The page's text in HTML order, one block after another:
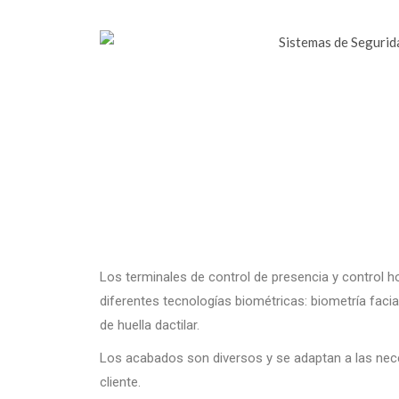
Los terminales de control de presencia y control
diferentes tecnologías biométricas: biometría
de huella dactilar.
Los acabados son diversos y se adaptan a las
cliente.